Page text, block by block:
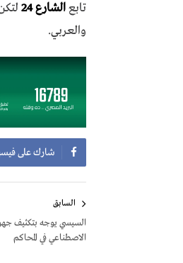
تابعالشارع 24
والعربي.
شارك على
المقالات
السابق
السيسي يوجه بتكثيف
الاصطناعي في المحاكم